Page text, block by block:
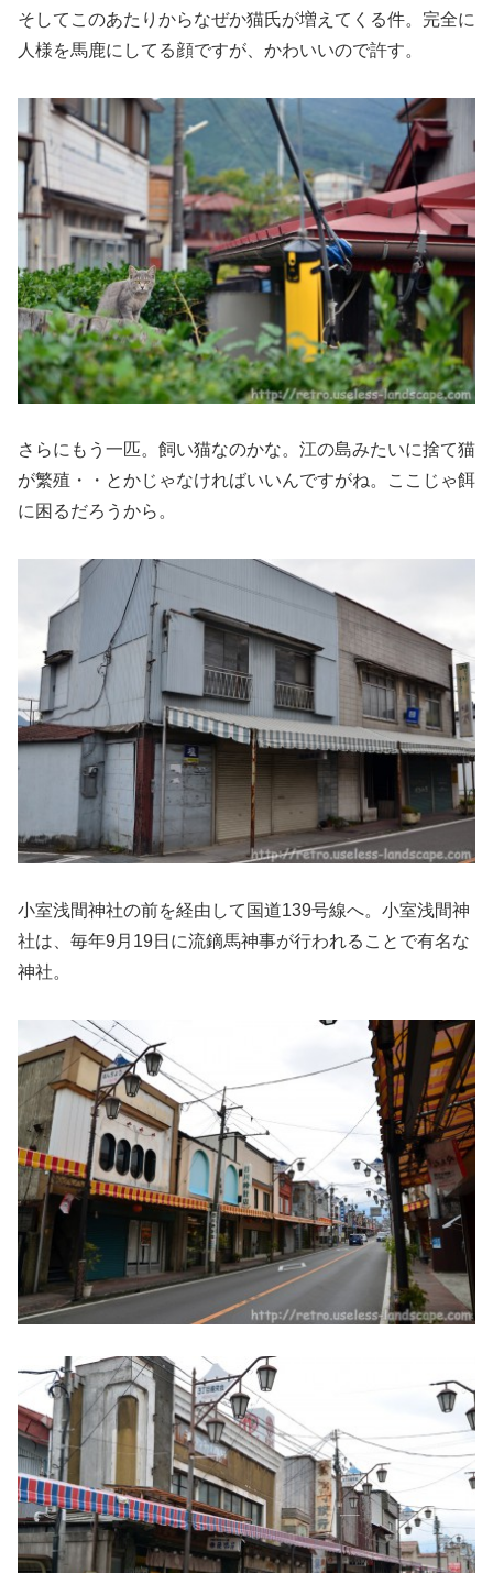
そしてこのあたりからなぜか猫氏が増えてくる件。完全に
人様を馬鹿にしてる顔ですが、かわいいので許す。
さらにもう一匹。飼い猫なのかな。江の島みたいに捨て猫
が繁殖・・とかじゃなければいいんですがね。ここじゃ餌
に困るだろうから。
小室浅間神社の前を経由して国道139号線へ。小室浅間神
社は、毎年9月19日に流鏑馬神事が行われることで有名な
神社。